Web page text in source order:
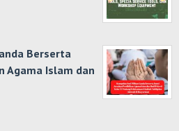
Berserta
Agama Islam dan